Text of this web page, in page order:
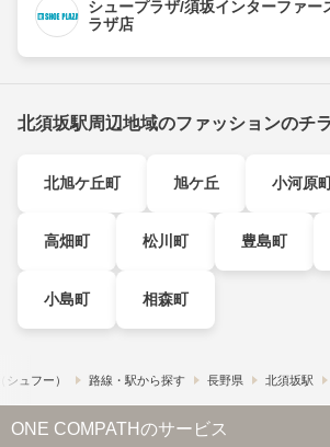
シュープラザ/須坂インターファー
ラザ店
北須坂駅周辺地域のファッションのチ
北旭ケ丘町 旭ケ丘 小河原
高畑町 松川町 豊島町
小島町 相森町
ュフー） 路線・駅から探す 長野県 北須坂駅
ONE COMPATHのサービス